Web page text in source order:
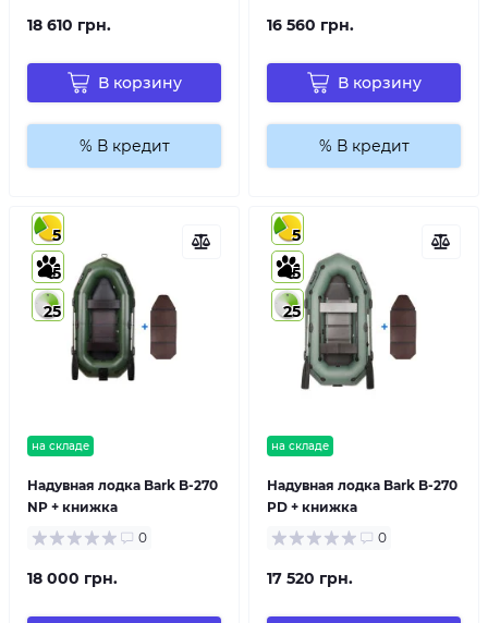
18 610 грн.
В корзину
% В кредит
16 560 грн.
В корзину
% В кредит
на складе
Надувная лодка Bark B-270
NP + книжка
5
5
25
0
18 000 грн.
на складе
Надувная лодка Bark B-270
PD + книжка
5
5
25
0
17 520 грн.